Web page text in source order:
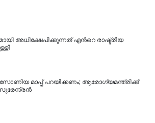
അധിക്ഷേപിക്കുന്നത് എന്‍റെ രാഷ്ട്രീയ
മാപ്പ് പറയിക്കണം; ആരോഗ്യമന്ത്രിക്ക്